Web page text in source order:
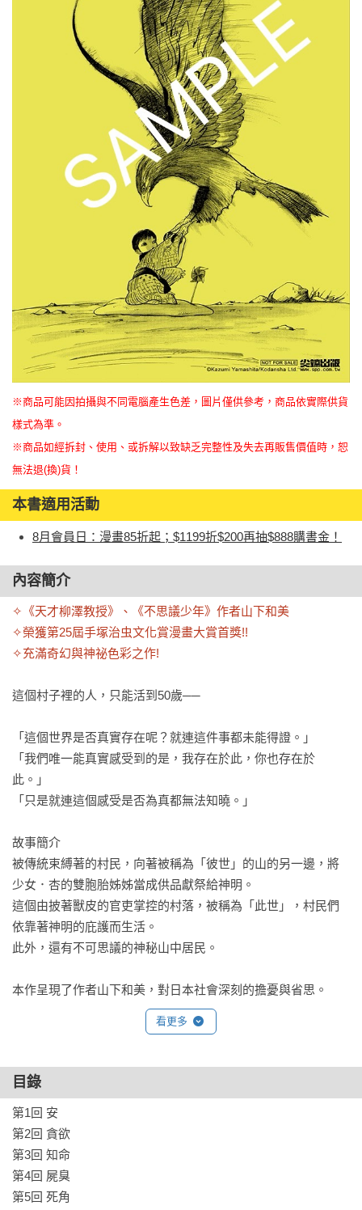
※商品可能因拍攝與不同電腦產生色差，圖片僅供參考，商品依實際供貨
樣式為準。
※商品如經拆封、使用、或拆解以致缺乏完整性及失去再販售價值時，恕
無法退(換)貨！
本書適用活動
8月會員日：漫畫85折起；$1199折$200再抽$888購書金！
內容簡介
✧《天才柳澤教授》、《不思議少年》作者山下和美
✧榮獲第25屆手塚治虫文化賞漫畫大賞首獎!!
✧充滿奇幻與神祕色彩之作!
這個村子裡的人，只能活到50歲──
「這個世界是否真實存在呢？就連這件事都未能得證。」
「我們唯一能真實感受到的是，我存在於此，你也存在於
此。」
「只是就連這個感受是否為真都無法知曉。」
故事簡介
被傳統束縛著的村民，向著被稱為「彼世」的山的另一邊，將
少女．杏的雙胞胎姊姊當成供品獻祭給神明。
這個由披著獸皮的官吏掌控的村落，被稱為「此世」，村民們
依靠著神明的庇護而生活。
此外，還有不可思議的神秘山中居民。
本作呈現了作者山下和美，對日本社會深刻的擔憂與省思。
看更多
目錄
第1回 安
第2回 貪欲
第3回 知命
第4回 屍臭
第5回 死角